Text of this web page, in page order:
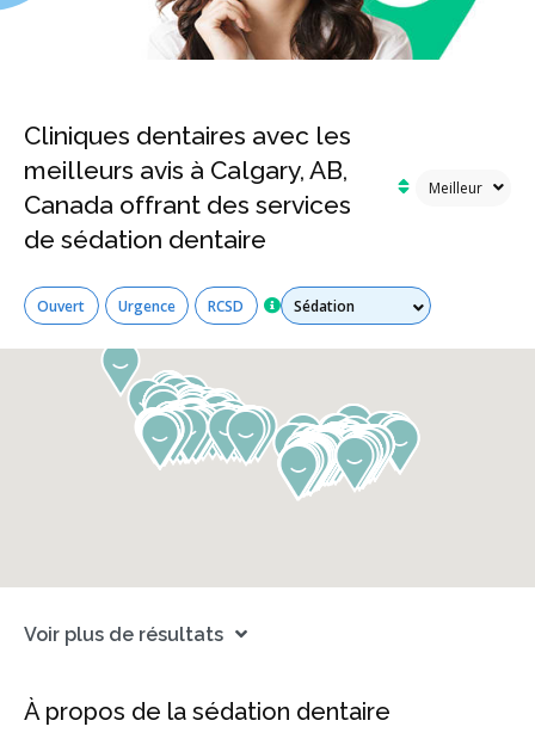
Cliniques dentaires avec les
meilleurs avis à Calgary, AB,
Canada offrant des services
de sédation dentaire
Ouvert Urgence RCSD Tous les services
Voir plus de résultats
À propos de la sédation dentaire